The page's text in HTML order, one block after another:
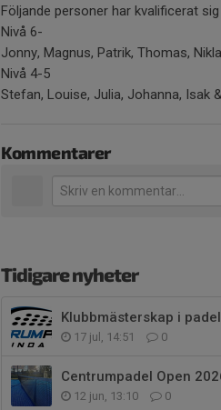
Följande personer har kvalificerat
Nivå 6-
Jonny, Magnus, Patrik, Thomas,
Nivå 4-5
Stefan, Louise, Julia, Johanna, Isak
Kommentarer
Tidigare nyheter
Klubbmästerskap i padel
17 jul, 14:51 0
Centrumpadel Open
12 jun, 13:10 0